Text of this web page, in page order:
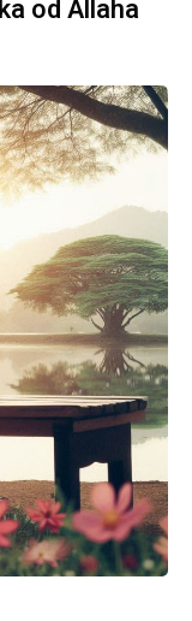
od Allaha